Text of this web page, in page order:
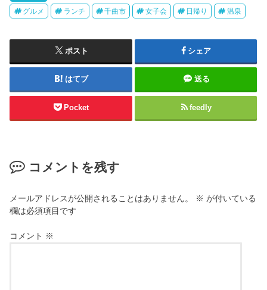
グルメ ランチ 千曲市 女子会 日帰り 温泉
ポスト シェア
はてブ 送る
Pocket feedly
コメントを残す
メールアドレスが公開されることはありません。 ※ が付いている
欄は必須項目です
コメント ※